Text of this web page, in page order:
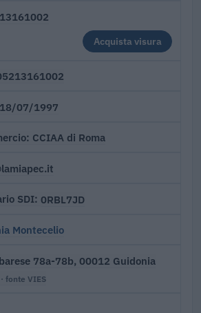
Acquista visura
18/07/1997
CCIAA di Roma
SDI 0RBL7JD
Montecelio
78a-78b, 00012 Guidonia
· fonte VIES